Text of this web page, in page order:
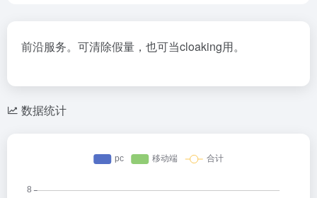
前沿服务。可清除假量，也可当cloaking用。
数据统计